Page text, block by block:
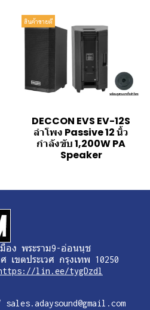
สินค้าขายดี
DECCON EVS EV-12S
ลำโพง Passive 12 นิ้ว
กำลังขับ 1,200W PA
Speaker
อง พระราม9-อ่อนนุช
เขตประเวศ กรุงเทพ 10250
lin.ee/tygDzdl